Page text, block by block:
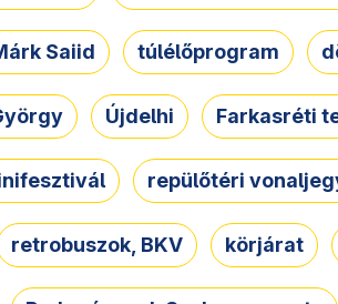
Saiid túlélőprogram
Újdelhi Farkasréti
repülőtéri
retrobuszok, BKV körjárat